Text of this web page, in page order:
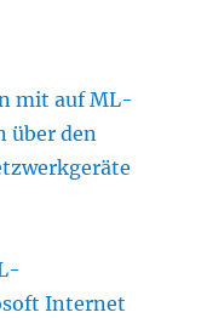
mit auf ML-
über den
Internet